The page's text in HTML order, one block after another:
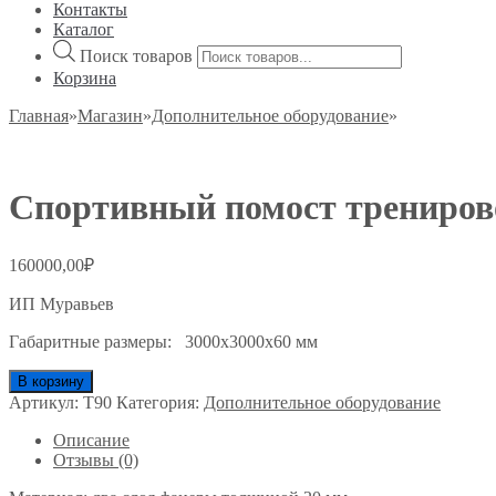
Контакты
Каталог
Поиск товаров
Корзина
Главная»Магазин»Дополнительное оборудование»
Спортивный помост
160000,00₽
ИП Муравьев
Габаритные размеры: 3000х3000х60 мм
В корзину
Артикул: T90 Категория: Дополнительное оборудование
Описание
Отзывы (0)